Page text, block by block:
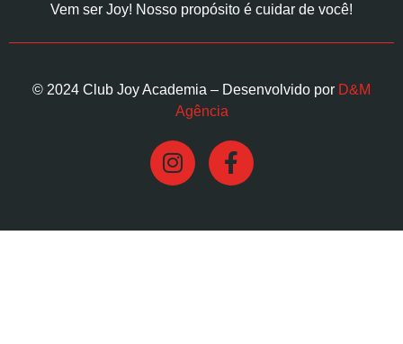
Vem ser Joy! Nosso propósito é cuidar de você!
© 2024 Club Joy Academia – Desenvolvido por D&M
Agência